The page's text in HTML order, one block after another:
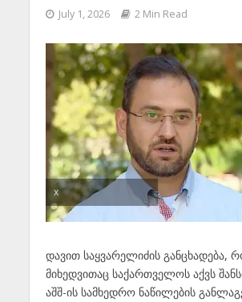
July 1, 2026 2 Min Read
x
დავით საყვარელიძის განცხადება,
მიხედვითაც საქართველოს აქვს
აშშ-ის სამხედრო ნაწილების